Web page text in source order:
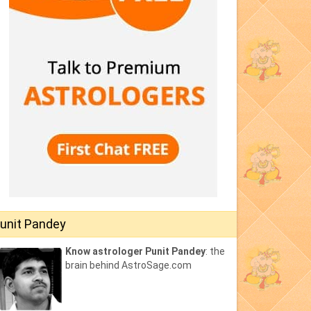
Pandey
Know astrologer Punit Pandey: the
brain behind AstroSage.com